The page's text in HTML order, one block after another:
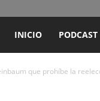
ENCUENTRO
RADIO
INICIO PODCAST
que prohíbe la